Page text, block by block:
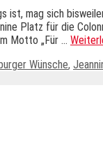
mag sich
Platz für die
Motto „Für …
Wünsche,